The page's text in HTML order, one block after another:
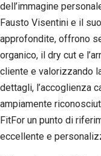
dell’immagine
Fausto Visentini e il
approfondite, offrono
organico, il dry cut e
cliente e valorizzando
dettagli, l’accoglienza
ampiamente
FitFor un punto di
eccellente e